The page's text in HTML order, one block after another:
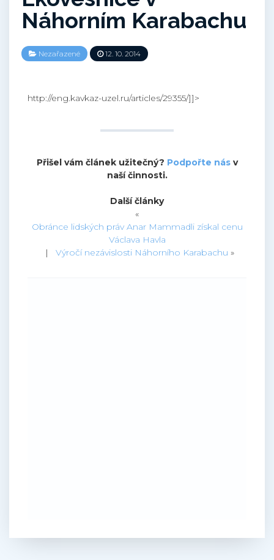
Náhorním Karabachu
Nezařazené 12. 10. 2014
http://eng.kavkaz-uzel.ru/articles/29355/]]>
Přišel vám článek užitečný? Podpořte násv
naší činnosti.
Další články
«
Obránce lidských práv Anar Mammadli získal cenu
Václava Havla
| Výročí nezávislosti Náhorního Karabachu »